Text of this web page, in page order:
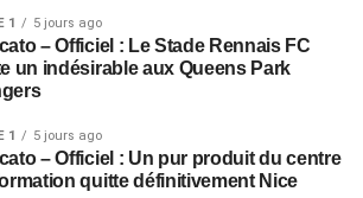
1 5 jours ago
– Officiel : Le Stade Rennais FC
un indésirable aux Queens Park
1 5 jours ago
– Officiel : Un pur produit du centre
quitte définitivement Nice